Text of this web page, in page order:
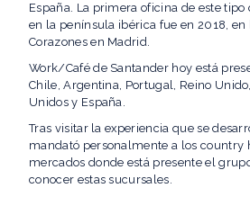
España. La primera oficina de este
en la península ibérica fue en 2018, en
Corazones en Madrid.
Work/Café de Santander hoy está
Chile, Argentina, Portugal, Reino
Unidos y España.
Tras visitar la experiencia que se
mandató personalmente a los country
mercados donde está presente el
conocer estas sucursales.